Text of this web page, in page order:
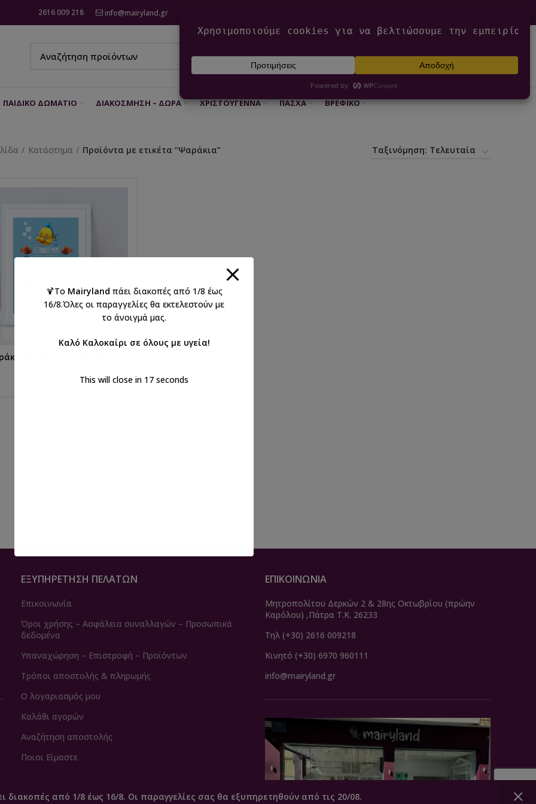
διακοπές από 1/8 έως 16/8. Οι παραγγελίες σας θα εξυπηρετηθούν από τις 20/08.
2616 009 218 info@mairyland.gr
ΕΊΣΟΔΟΣ / ΕΓΓΡΑΦΉ €0,00
ΠΑΙΔΙΚΌ ΔΩΜΆΤΙΟ ΔΙΑΚΌΣΜΗΣΗ – ΔΏΡΑ ΧΡΙΣΤΟΎΓΕΝΝΑ ΠΆΣΧΑ ΒΡΕΦΙΚΌ
Κατάστημα Προϊόντα με ετικέτα “Ψαράκια”
με στοιχεία γέννησης
ΕΞΥΠΗΡΈΤΗΣΗ ΠΕΛΑΤΏΝ
Επικοινωνία
Όροι χρήσης – Ασφάλεια συναλλαγών – Προσωπικά
δεδομένα
Υπαναχώρηση – Επιστροφή – Προϊόντων
Τρόποι αποστολής & πληρωμής
Ο λογαριασμός μου
Καλάθι αγορών
Αναζήτηση αποστολής
Ποιοι Είμαστε
ΕΠΙΚΟΙΝΩΝΙΑ
Μητροπολίτου Δερκών 2 & 28ης Οκτωβρίου (πρώην
Καρόλου) ,Πάτρα Τ.Κ. 26233
Τηλ (+30) 2616 009218
Κινητό (+30) 6970 960111
info@mairyland.gr
🍹Το Mairyland πάει διακοπές από 1/8 έως
16/8.Όλες οι παραγγελίες θα εκτελεστούν με
το άνοιγμά μας.
Καλό Καλοκαίρι σε όλους με υγεία!
This will close in 16 seconds